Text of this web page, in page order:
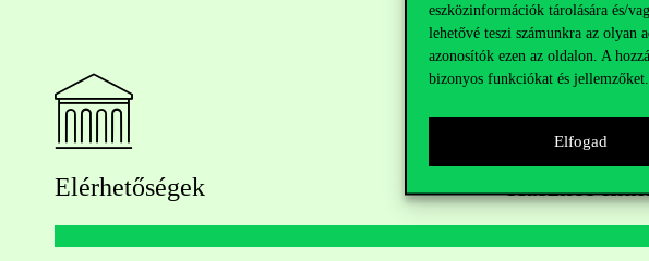
eszközinformációk tárolására és/
lehetővé teszi számunkra az olyan
azonosítók ezen az oldalon. A
bizonyos funkciókat és jellemzőket.
Elfogad
Elérhetőségek Hasznos